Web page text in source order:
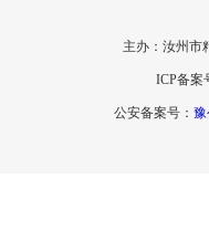
主办：汝州市
ICP备案
公安备案号：豫